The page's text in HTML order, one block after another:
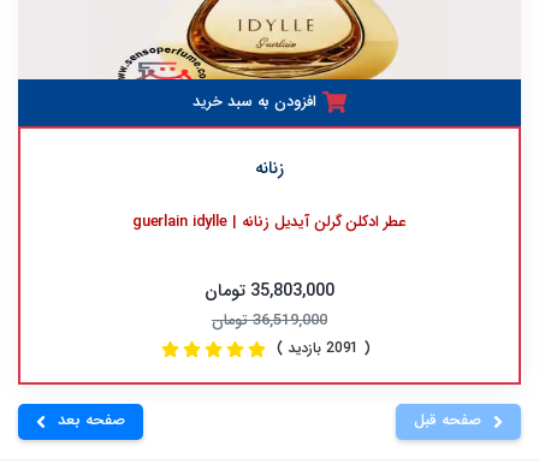
افزودن به سبد خرید
زنانه
عطر ادکلن گرلن آیدیل زنانه | guerlain idylle
35,803,000 تومان
36,519,000 تومان
( 2091 بازدید )
صفحه قبل صفحه بعد